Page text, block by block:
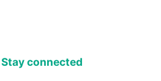
Stay connected